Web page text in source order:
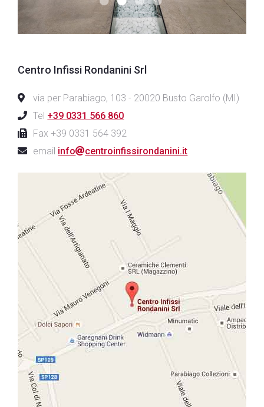
Centro Infissi Rondanini Srl
via per Parabiago, 103 - 20020 Busto Garolfo (MI)
Tel +39 0331 566 860
Fax +39 0331 564 392
email info centroinfissirondanini.it